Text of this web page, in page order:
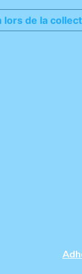
lors de la